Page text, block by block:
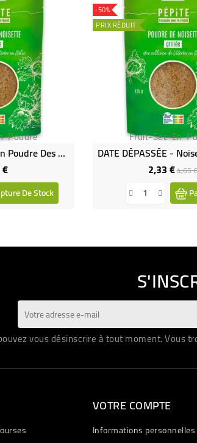
Poudre
Noisettes Grillées En Poudre Des Collines De Veterbo Bio
Prix
De Stock
Fruit-Sec-En-
-50%
PRIX RÉDUIT
2,33 €Prix
de
base
4,65 €
vous désinscrire à tout moment. Vous
VOTRE COMPTE
Informations personnelles